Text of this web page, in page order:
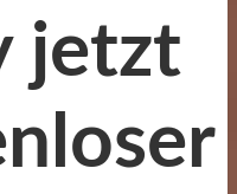
jetzt